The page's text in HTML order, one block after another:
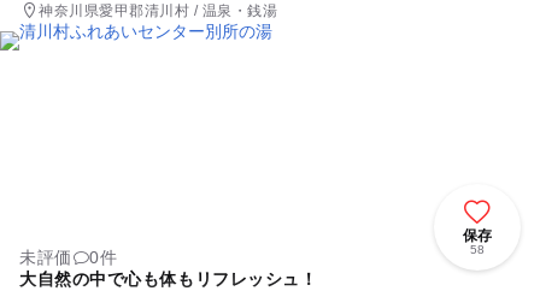
神奈川県愛甲郡清川村 / 温泉・銭湯
保存
58
未評価
0件
大自然の中で心も体もリフレッシュ！